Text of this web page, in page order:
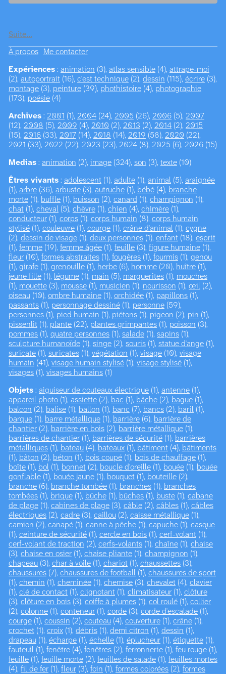
Suite…
À propos
Me contacter
Expériences: animation (3), atlas sensible(4), attrape-moi
(2), autoportrait (16), c'est technique(2), dessin (115), écrire(3),
montage(3), peinture(39), phothistoire(4), photographie
(173), poésie(4)
Archives: 2001 (1), 2004(24), 2005 (26), 2006(5), 2007
(12), 2008 (5), 2009 (4), 2010 (2), 2013 (2), 2014(2), 2015
(15), 2016(33), 2017(14), 2018 (14), 2019 (58), 2020 (22),
2021 (33), 2022 (22), 2023 (23), 2024(8), 2025 (6), 2026(15)
Medias: animation (2), image(324), son (3), texte(10)
Êtres vivants: adolescent (1), adulte(1), animal(5), araignée
(1), arbre(36), arbuste(3), autruche(1), bébé(4), branche
morte(1), buffle(1), buisson (2), canard (1), champignon (1),
chat (1), cheval(5), chèvre(1), chien (4), chimère(1),
conducteur(1), corps(1), corps humain (8), corps humain
stylisé(1), couleuvre(1), courge(1), crâne d'animal(1), cygne
(2), dessin de visage(1), deux personnes(1), enfant (18), esprit
(1), femme(19), femme âgée(1), feuille(3), figure humaine(1),
fleur(10), formes abstraites(1), fougères(1), fourmis(1), genou
(1), girafe(1), grenouille(1), herbe(6), homme(20), huître(1),
jeune fille(1), légume(1), main (5), marguerites(1), mouches
(1), mouette(3), mousse(1), musicien (1), nourisson (1), œil(2),
oiseau(10), ombre humaine(1), orchidée(1), papillons(1),
passants(1), personnage dessiné(1), personne(59),
personnes(1), pied humain (1), piétons(1), pigeon (2), pin (1),
pissenlit (1), plante(22), plantes grimpantes(1), poisson (3),
pommes(1), quatre personnes(1), salade(1), sapins(1),
sculpture humanoïde(1), singe(2), souris(1), statue d'ange(1),
suricate(1), suricates(1), végétation (1), visage(10), visage
humain (41), visage humain stylisé(1), visage stylisé(1),
visages(1), visages humains(1)
Objets: aiguiseur de couteaux électrique(1), antenne(1),
appareil photo(1), assiette(2), bac (1), bâche(2), bague(1),
balcon (2), balise(1), ballon (1), banc (7), bancs(2), baril(1),
barque(1), barre métallique(1), barrière(6), barrière de
chantier(2), barrière en bois(2), barrière métallique(1),
barrières de chantier(1), barrières de sécurité(1), barrières
métalliques(1), bateau(4), bateaux(1), bâtiment (4), bâtiments
(1), bâton (2), béton (1), bois coupé(1), bois de chauffage(1),
boîte(1), bol(1), bonnet (2), boucle d'oreille(1), bouée(1), bouée
gonflable(1), bouée jaune(1), bouquet (1), bouteille(2),
branche(6), branche tombée(1), branches(1), branches
tombées(1), brique(1), bûche(1), bûches(1), buste(1), cabane
de plage(1), cabines de plage(3), câble(2), câbles(1), câbles
électriques(2), cadre(3), caillou(2), caisse métallique(1),
camion (2), canapé(1), canne à pêche(1), capuche(1), casque
(1), ceinture de sécurité(1), cercle en bois(1), cerf-volant (1),
cerf-volant de traction (2), cerfs-volants(1), chaîne(1), chaise
(3), chaise en osier(1), chaise pliante(1), champignon (1),
chapeau(3), char à voile(1), chariot (1), chaussettes(3),
chaussures(7), chaussures de football(1), chaussures de sport
(1), chemin (1), cheminée(1), chemise(3), chevalet (4), clavier
(1), clé de contact (1), clignotant (1), climatisateur(1), clôture
(3), clôture en bois(3), coiffe à plumes(1), col roulé(1), collier
(2), colonne(1), conteneur(1), corde(3), corde d'escalade(1),
courge(1), coussin (2), couteau(4), couverture(1), crâne(1),
crochet (1), croix(1), débris(1), demi citron (1), dessin (1),
drapeau(1), écharpe(1), échelle(1), éplucheur(1), étiquette(1),
fauteuil(1), fenêtre(4), fenêtres(2), ferronnerie(1), feu rouge(1),
feuille(1), feuille morte(2), feuilles de salade(1), feuilles mortes
(4), fil de fer(1), fleur(3), foin (1), formes colorées(2), formes